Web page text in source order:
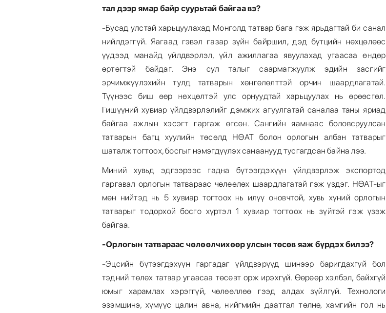
тал дээр ямар байр суурьтай байгаа вэ?
-Бусад улстай харьцуулахад Монголд татвар бага гэж ярьдагтай би санал
нийлдэггүй. Яагаад гэвэл газар зүйн байршил, дэд бүтцийн нөхцөлөөс
үүдээд манайд үйлдвэрлэл, үйл ажиллагаа явуулахад угаасаа өндөр
өртөгтэй байдаг. Энэ сул талыг саармагжуулж эдийн засгийг
эрчимжүүлэхийн тулд татварын хөнгөлөлттэй орчин шаардлагатай.
Түүнээс биш өөр нөхцөлтэй улс орнуудтай харьцуулах нь өрөөсгөл.
Гишүүний хувиар үйлдвэрлэлийг дэмжих агуулгатай саналаа таны яриад
байгаа ажлын хэсэгт гаргаж өгсөн. Сангийн яамнаас боловсруулсан
татварын багц хуулийн төсөлд НӨАТ болон орлогын албан татварыг
шаталж тогтоох, босгыг нэмэгдүүлэх санаанууд тусгагдсан байна лээ.
Миний хувьд эдгээрээс гадна бүтээгдэхүүн үйлдвэрлэж экспортод
гаргавал орлогын татвараас чөлөөлөх шаардлагатай гэж үздэг. НӨАТ-ыг
мөн нийтэд нь 5 хувиар тогтоох нь илүү оновчтой, хувь хүний орлогын
татварыг тодорхой босго хүртэл 1 хувиар тогтоох нь зүйтэй гэж үзэж
байгаа.
-Орлогын татвараас чөлөөлчихөөр улсын төсөв яаж бүрдэх билээ?
-Эцсийн бүтээгдэхүүн гаргадаг үйлдвэрүүд шинээр баригдахгүй бол
тэдний төлөх татвар угаасаа төсөвт орж ирэхгүй. Өөрөөр хэлбэл, байхгүй
юмыг харамлах хэрэггүй, чөлөөллөө гээд алдах зүйлгүй. Технологи
эзэмшинэ, хүмүүс цалин авна, нийгмийн даатгал төлнө, хамгийн гол нь